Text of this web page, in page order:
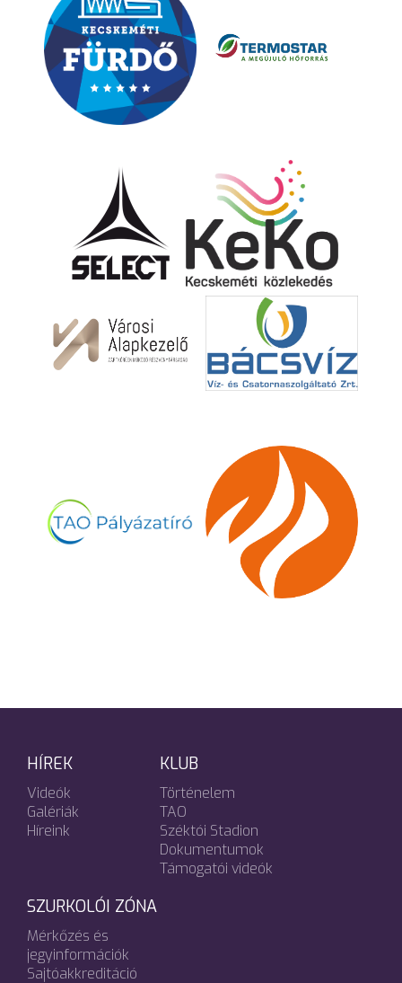
HÍREK
Videók
Galériák
Híreink
KLUB
Történelem
TAO
Széktói Stadion
Dokumentumok
Támogatói videók
SZURKOLÓI ZÓNA
Mérkőzés és
jegyinformációk
Sajtóakkreditáció